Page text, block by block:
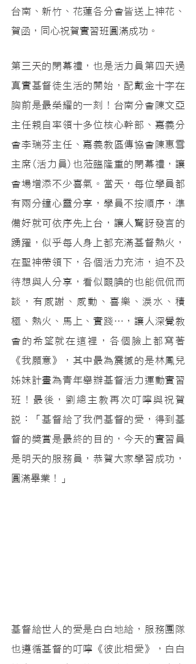
台南、新竹、花蓮各分會皆送上神花、
賀函，同心祝賀實習班圓滿成功。
第三天的閉幕禮，也是活力員第四天過
真實基督徒生活的開始，配戴金十字在
胸前是最榮耀的一刻！台南分會陳文亞
主任親自率領十多位核心幹部、嘉義分
會李瑞芬主任、嘉義教區傳協會陳惠雪
主席(活力員)也蒞臨隆重的閉幕禮，讓
會場增添不少喜氣。當天，每位學員都
有兩分鐘心靈分享，學員不按順序，準
備好就可依序先上台，讓人驚訝發言的
踴躍，似乎每人身上都充滿基督熱火，
在聖神帶領下，各個活力充沛，迫不及
待想與人分享，看似靦腆的也能侃侃而
談，有感謝、感動、喜樂、淚水、積
極、熱火、馬上、實踐…，讓人深覺教
會的希望就在這裡，各個臉上都寫著
《我願意》，其中最為震撼的是林鳳兒
姊妹計畫為青年舉辦基督活力運動實習
班！最後，劉總主教再次叮嚀與祝賀
說：「基督給了我們基督的愛，得到基
督的獎賞是最終的目的，今天的實習員
是明天的服務員，恭賀大家學習成功，
圓滿畢業！」
基督給世人的愛是白白地給，服務團隊
也遵循基督的叮嚀《彼此相愛》，白白